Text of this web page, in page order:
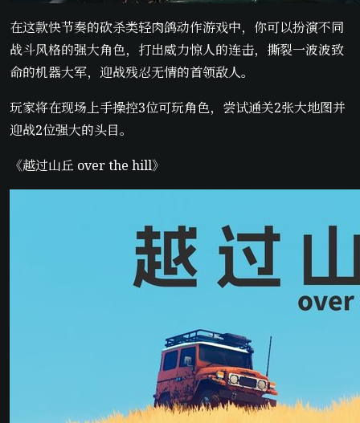
在这款快节奏的砍杀类轻肉鸽动作游戏中，你可以扮演不同
战斗风格的强大角色，打出威力惊人的连击，撕裂一波波致
命的机器大军，迎战残忍无情的首领敌人。
玩家将在现场上手操控3位可玩角色，尝试通关2张大地图并
迎战2位强大的头目。
《越过山丘 over the hill》